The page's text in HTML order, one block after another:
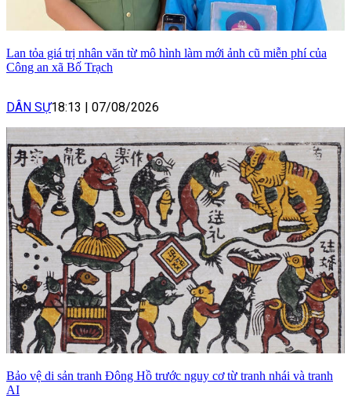
Lan tỏa giá trị nhân văn từ mô hình làm mới ảnh cũ miễn phí của
Công an xã Bố Trạch
DÂN SỰ18:13 07/08/2026
Bảo vệ di sản tranh Đông Hồ trước nguy cơ từ tranh nhái và tranh
AI